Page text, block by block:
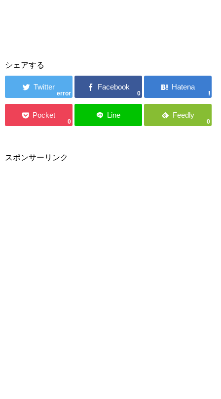
シェアする
error 0
0 0
スポンサーリンク